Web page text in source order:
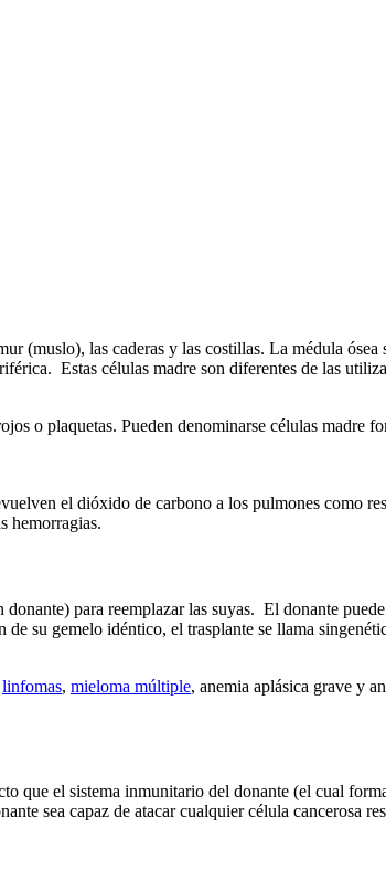
(muslo), las caderas y las costillas. La médula
Estas células madre son diferentes de las
o plaquetas. Pueden denominarse células madre
el dióxido de carbono a los pulmones como
hemorragias.
para reemplazar las suyas. El donante
de su gemelo idéntico, el trasplante se llama
linfomas, mieloma múltiple, anemia aplásica grave y
que el sistema inmunitario del donante (el cual
sea capaz de atacar cualquier célula cancerosa